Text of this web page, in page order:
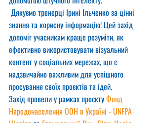
Дякуємо тренерці Ірині Ільченко за цінні
знання та корисну інформацію! Цей захід
допоміг учасникам краще розуміти, як
ефективно використовувати візуальний
контент у соціальних мережах, що є
надзвичайно важливим для успішного
просування своїх проєктів та ідей.
Захід провели у рамках проєкту Фонд
Народонаселення ООН в Україні - UNFPA